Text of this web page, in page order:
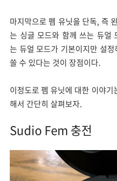
마지막으로 펨 유닛을 단독, 즉
는 싱글 모드와 함께 쓰는 듀얼
는 듀얼 모드가 기본이지만 설
쓸 수 있다는 것이 장점이다.
이정도로 펨 유닛에 대한 이야
해서 간단히 살펴보자.
Sudio Fem 충전